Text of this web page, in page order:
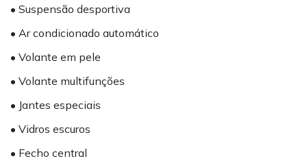
• Suspensão desportiva
• Ar condicionado automático
• Volante em pele
• Volante multifunções
• Jantes especiais
• Vidros escuros
• Fecho central